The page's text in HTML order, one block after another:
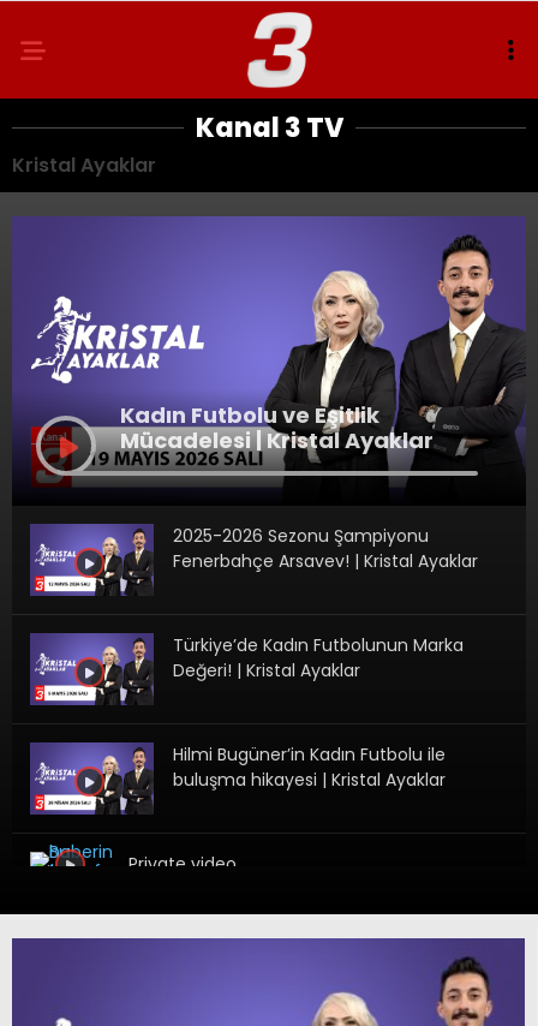
Kanal 3 TV
Kristal Ayaklar
Kadın Futbolu ve Eşitlik
Mücadelesi | Kristal Ayaklar
2025-2026 Sezonu Şampiyonu
Fenerbahçe Arsavev! | Kristal Ayaklar
Türkiye’de Kadın Futbolunun Marka
Değeri! | Kristal Ayaklar
Hilmi Bugüner’in Kadın Futbolu ile
buluşma hikayesi | Kristal Ayaklar
Private video
Kadın Futbolu Yükseliyor | Kristal